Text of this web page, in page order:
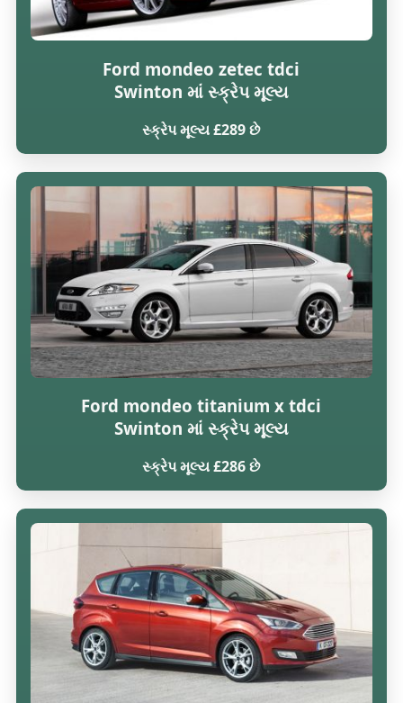
Ford mondeo zetec tdci
Swinton માં સ્ક્રેપ મૂલ્ય
સ્ક્રેપ મૂલ્ય £289 છે
Ford mondeo titanium x tdci
Swinton માં સ્ક્રેપ મૂલ્ય
સ્ક્રેપ મૂલ્ય £286 છે